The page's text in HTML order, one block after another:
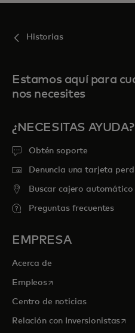
Historias
Estamos aquí para
nos necesites
¿NECESITAS AYUDA?
Obtén soporte
Denuncia una tarjeta
Buscar cajero automático
Preguntas frecuentes
EMPRESA
Acerca de
Empleosse abre en una
Centro de noticias
Relación con Inversionistasse